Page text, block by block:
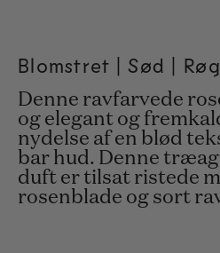
Blomstret |Sød |
Denne ravfarvede
og elegant og
nydelse af en blød
bar hud. Denne
duft er tilsat ristede
rosenblade og sort